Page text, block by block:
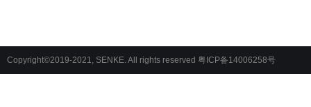
Copyright©2019-2021, SENKE. All rights reserved 粤ICP备14006258号